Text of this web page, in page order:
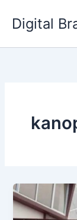
konten
Digital